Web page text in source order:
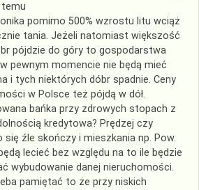
pomimo 500% wzrostu litu wciąż
tania. Jeżeli natomiast większość
pójdzie do góry to gospodarstwa
pewnym momencie nie będą mieć
i tych niektórych dóbr spadnie. Ceny
w Polsce też pójdą w dół.
bańka przy zdrowych stopach z
kredytowa? Prędzej czy
się źle skończy i mieszkania np. Pow.
lecieć bez względu na to ile będzie
wybudowanie danej nieruchomości.
pamiętać to że przy niskich